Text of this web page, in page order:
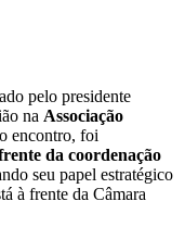
pelo presidente
na Associação
encontro, foi
da coordenação
seu papel estratégico
à frente da Câmara